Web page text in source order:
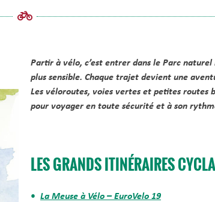
Partir à vélo, c’est entrer dans le Parc
plus sensible. Chaque trajet devient une
Les véloroutes, voies vertes et petites routes
pour voyager en toute sécurité et à son
LES GRANDS ITINÉRAIRES
La Meuse à Vélo – EuroVelo 19